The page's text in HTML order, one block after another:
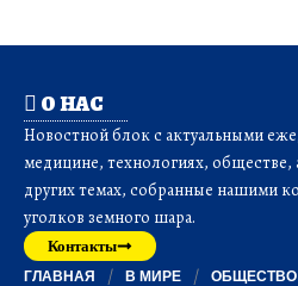
О НАС
Новостной блок с актуальными
медицине, технологиях,
других темах, собранные нашими
уголков земного шара.
Контакты
ГЛАВНАЯ В МИРЕ ОБЩЕСТВО